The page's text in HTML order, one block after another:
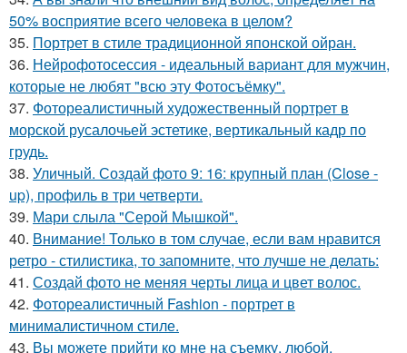
50% восприятие всего человека в целом?
35. Портрет в стиле традиционной японской ойран.
36. Нейрофотосессия - идеальный вариант для мужчин,
которые не любят "всю эту Фотосъёмку".
37. Фотореалистичный художественный портрет в
морской русалочьей эстетике, вертикальный кадр по
грудь.
38. Уличный. Создай фото 9: 16: крупный план (Close -
up), профиль в три четверти.
39. Мари слыла "Серой Мышкой".
40. Внимание! Только в том случае, если вам нравится
ретро - стилистика, то запомните, что лучше не делать:
41. Создай фото не меняя черты лица и цвет волос.
42. Фотореалистичный Fashion - портрет в
минималистичном стиле.
43. Вы можете прийти ко мне на съемку, любой.